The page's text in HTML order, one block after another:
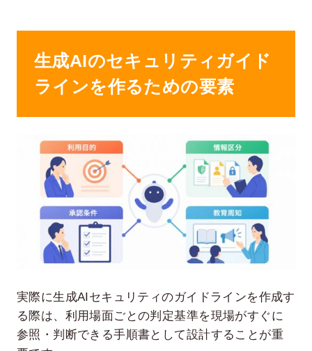
生成AIのセキュリティガイド
ラインを作るための要素
実際に生成AIセキュリティのガイドラインを作成す
る際は、利用場面ごとの判定基準を現場がすぐに
参照・判断できる手順書として設計することが重